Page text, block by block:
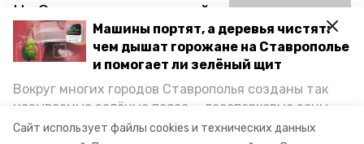
Сайт использует файлы cookies и технических данных
Машины портят, а деревья чистят:
чем дышат горожане на Ставрополье
и помогает ли зелёный щит
Вокруг многих городов Ставрополья созданы так
называемые зелёные пояса — лесопарковые зоны,
снижающие негативное воздействие выхлопных
На Ставрополье ямочный
ремонт на дорогах
проведут в соответствии
с графиком
На прямой линии, 3 марта, губернатор Ставропольского
края Владимир Владимиров заявил, что дорожные
работы будут проводить планомерно, в соответствии с